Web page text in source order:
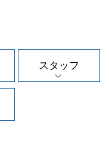
スタッフ